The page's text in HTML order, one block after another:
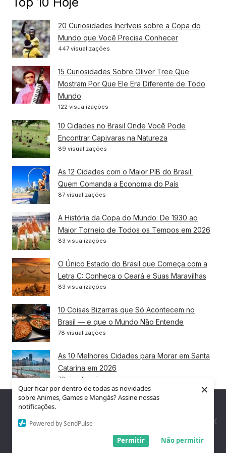
Quer ficar por dentro de todas as novidades
sobre Animes, Games e Mangás? Assine nossas
notificações.
Powered by SendPulse
Não permitir
Permitir
×
20 Curiosidades Incríveis sobre a Copa do
Mundo que Você Precisa Conhecer
447 visualizações
15 Curiosidades Sobre Oliver Tree Que
Mostram Por Que Ele Era Diferente de Todo
Mundo
122 visualizações
10 Cidades no Brasil Onde Você Pode
Encontrar Capivaras na Natureza
89 visualizações
As 12 Cidades com o Maior PIB do Brasil:
Quem Comanda a Economia do País
87 visualizações
A História da Copa do Mundo: De 1930 ao
Maior Torneio de Todos os Tempos em 2026
83 visualizações
O Único Estado do Brasil que Começa com a
Letra C: Conheça o Ceará e Suas Maravilhas
83 visualizações
10 Coisas Bizarras que Só Acontecem no
Brasil — e que o Mundo Não Entende
78 visualizações
As 10 Melhores Cidades para Morar em Santa
Catarina em 2026
76 visualizações
10 Curiosidades Fascinantes Sobre a Noruega
76 visualizações
As 10 Maiores Aranhas do Mundo: Conheça os
Nós utilizamos cookies para garantir que você tenha a melhor
experiência em nosso site. Se você continua a usar este site,
assumimos que você está satisfeito.
Entendi!